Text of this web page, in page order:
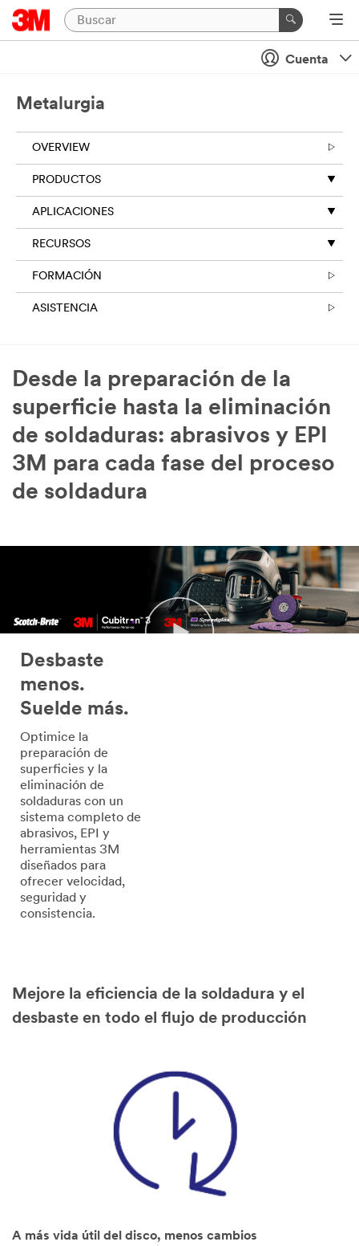
Cuenta
Metalurgia
OVERVIEW
PRODUCTOS
APLICACIONES
RECURSOS
FORMACIÓN
ASISTENCIA
Desde la preparación de la
superficie hasta la eliminación
de soldaduras: abrasivos y EPI
3M para cada fase del proceso
de soldadura
Desbaste
menos.
Suelde más.
Optimice la
preparación de
superficies y la
eliminación de
soldaduras con un
sistema completo de
abrasivos, EPI y
herramientas 3M
diseñados para
ofrecer velocidad,
seguridad y
consistencia.
Mejore la eficiencia de la soldadura y el
desbaste en todo el flujo de producción
A más vida útil del disco, menos cambios